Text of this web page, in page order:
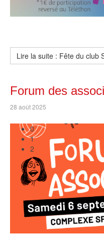
0
1
2
Lire la suite : Fête du club
Forum des
28 août 2025